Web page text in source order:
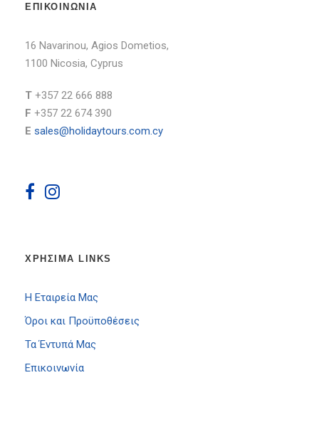
ΕΠΙΚΟΙΝΩΝΙΑ
16 Navarinou, Agios Dometios,
1100 Nicosia, Cyprus
T +357 22 666 888
F +357 22 674 390
E sales@holidaytours.com.cy
ΧΡΗΣΙΜΑ LINKS
Η Εταιρεία Μας
Όροι και Προϋποθέσεις
Τα Έντυπά Μας
Επικοινωνία